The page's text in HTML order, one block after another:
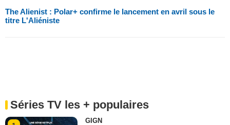
The Alienist : Polar+ confirme le lancement en avril sous le
titre L'Aliéniste
Séries TV les + populaires
GIGN